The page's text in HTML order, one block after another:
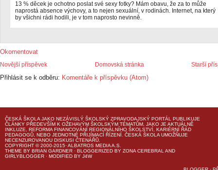
13 % děcek je ochotno poslat své sexy fotky? Mám obavu, že za to může
naprostá absence výchovy, a to nejen sexuální, v rodinách. Internet, na který
by všichni rádi hodili, je v tom naprosto nevinně.
Okomentovat
Novější příspěvek Starší
Domovská stránka
Přihlásit se k odběru: Komentáře k příspěvku (Atom)
ČESKÁ ŠKOLA JAKO NEZÁVISLÝ ŠKOLSKÝ ZPRAVODAJSKÝ PORTÁL PUBLIKUJE
ČLÁNKY PŘEDEVŠÍM K OŽEHAVÝM ŠKOLSKÝM TÉMATŮM, JAKO JE AKTUÁLNĚ
INKLUZE, REFORMA FINANCOVÁNÍ REGIONÁLNÍHO ŠKOLSTVÍ, KARIÉRNÍ ŘÁD
PEDAGOGŮ, NEBO JEDNOTNÉ PŘIJÍMACÍ ŘÍZENÍ. ČESKÁ ŠKOLA UMOŽŇUJE
NECENZUROVANOU DISKUSI ČTENÁŘŮ.
COPYRIGHT © 2000-2015· ALBATROS MEDIA A.S.
THEME BY BRIAN GARDNER · BLOGGERIZED BY ZONA CEREBRAL AND
GIRLYBLOGGER · MODIFIED BY J4W